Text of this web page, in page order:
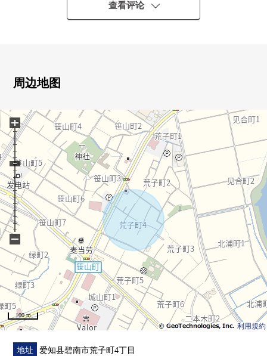
・作为建筑条件做，可以自由设计
▼周边环境
■ 在找想要的家方面给予帮助的━━━━━・・・
查看评论
周边地图
利用規約
100 m
+
−
地址 爱知县碧南市荒子町4丁目